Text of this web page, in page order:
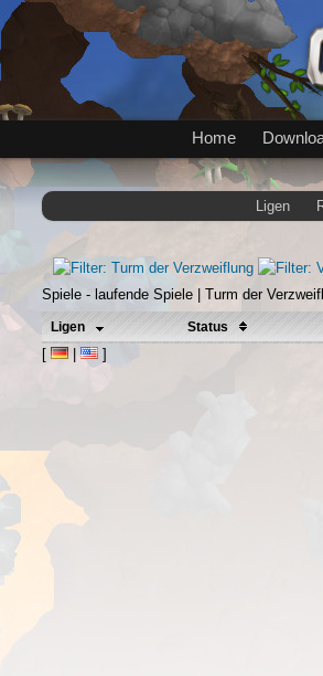
Home
Ligen
Spiele - laufende Spiele | Turm der
Ligen Status
[ | ]